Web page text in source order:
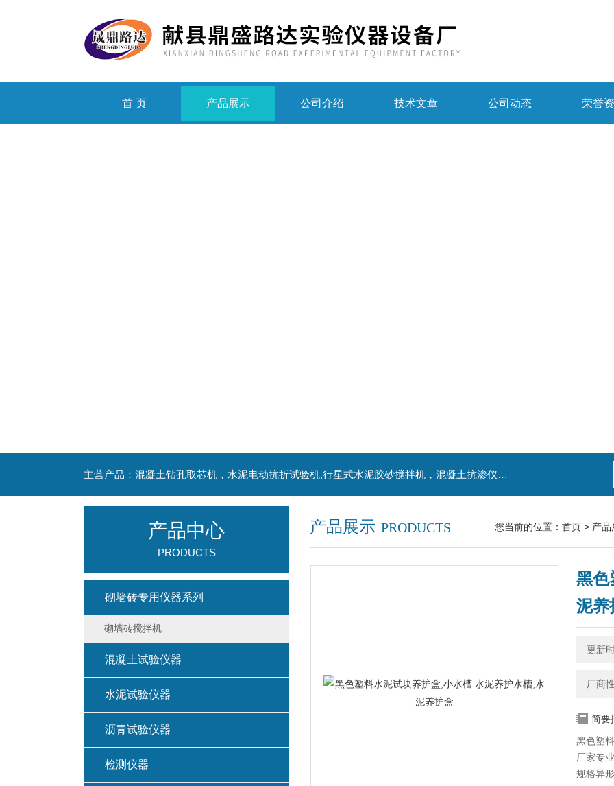
首 页 产品展示 公司介绍 技术文章 公司动态 荣誉
主营产品：混凝土钻孔取芯机，水泥电动抗折试验机,行星式水泥胶砂搅拌机，混凝土抗渗仪，水泥胶砂振实台，水泥净浆搅拌机，水泥细度负压筛析仪,混凝土含气量测定仪,混凝土振动台
产品展示 PRODUCTS 您当前的位置： 首页 > 产品
黑色
泥养
更新
厂商
简要
黑色塑
厂家专
规格异
产品中心
PRODUCTS
砌墙砖专用仪器系列
砌墙砖搅拌机
混凝土试验仪器
水泥试验仪器
沥青试验仪器
检测仪器